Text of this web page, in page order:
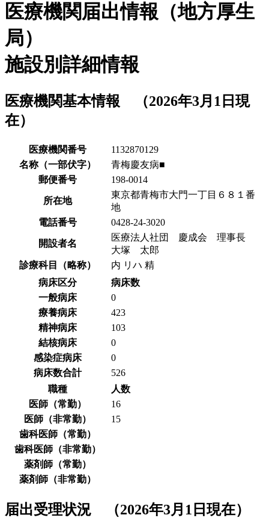
医療機関届出情報（地方厚生
局）
施設別詳細情報
医療機関基本情報 （2026年3月1日現
在）
医療機関番号
1132870129
名称（一部伏字）
青梅慶友病■
郵便番号
198-0014
所在地
東京都青梅市大門一丁目６８１番
地
電話番号
0428-24-3020
開設者名
医療法人社団 慶成会 理事長
大塚 太郎
診療科目（略称）
内 リハ 精
病床区分
病床数
一般病床
0
療養病床
423
精神病床
103
結核病床
0
感染症病床
0
病床数合計
526
職種
人数
医師（常勤）
16
医師（非常勤）
15
歯科医師（常勤）
歯科医師（非常勤）
薬剤師（常勤）
薬剤師（非常勤）
届出受理状況 （2026年3月1日現在）